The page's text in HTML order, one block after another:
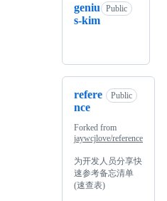
geniu
s-kim
Public
refere
nce
Public
Forked from
jaywcjlove/reference
为开发人员分享快
速参考备忘清单
(速查表)